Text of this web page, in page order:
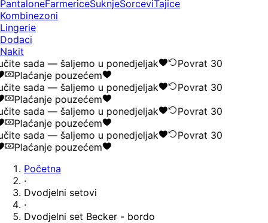
PantaloneFarmericeSuknjeŠorceviTajice
Kombinezoni
Lingerie
Dodaci
Nakit
sada — šaljemo u ponedjeljak
Povrat 30
Plaćanje pouzećem
sada — šaljemo u ponedjeljak
Povrat 30
Plaćanje pouzećem
sada — šaljemo u ponedjeljak
Povrat 30
Plaćanje pouzećem
sada — šaljemo u ponedjeljak
Povrat 30
Plaćanje pouzećem
Početna
·
Dvodjelni setovi
·
Dvodjelni set Becker - bordo